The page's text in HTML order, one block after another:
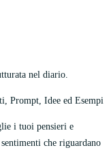
nel diario.
Prompt, Idee ed Esempi
i tuoi pensieri e
che riguardano